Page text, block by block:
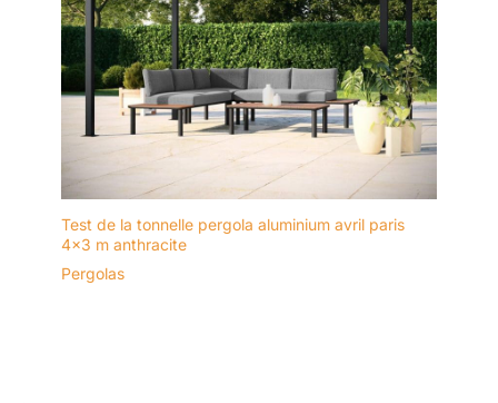
Test de la tonnelle pergola aluminium avril paris
4×3 m anthracite
Pergolas